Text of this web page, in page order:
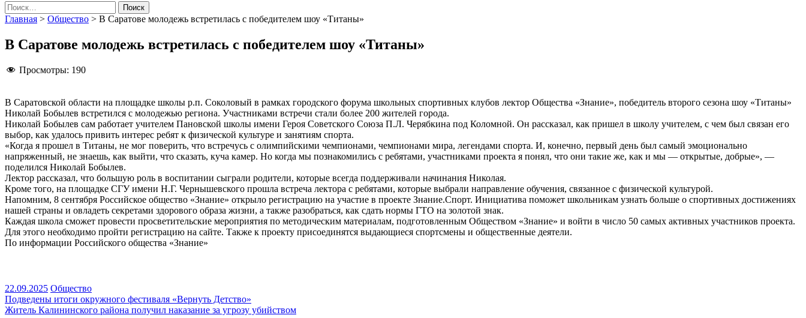
Найти:
Главная > Общество > В Саратове молодежь встретилась с победителем шоу «Титаны»
В Саратове молодежь встретилась с победителем шоу «Титаны»
Просмотры: 190
В Саратовской области на площадке школы р.п. Соколовый в рамках городского форума школьных спортивных клубов лектор Общества «Знание», победитель второго сезона шоу «Титаны»
Николай Бобылев встретился с молодежью региона. Участниками встречи стали более 200 жителей города.
Николай Бобылев сам работает учителем Пановской школы имени Героя Советского Союза П.Л. Черябкина под Коломной. Он рассказал, как пришел в школу учителем, с чем был связан его
выбор, как удалось привить интерес ребят к физической культуре и занятиям спорта.
«Когда я прошел в Титаны, не мог поверить, что встречусь с олимпийскими чемпионами, чемпионами мира, легендами спорта. И, конечно, первый день был самый эмоционально
напряженный, не знаешь, как выйти, что сказать, куча камер. Но когда мы познакомились с ребятами, участниками проекта я понял, что они такие же, как и мы — открытые, добрые», —
поделился Николай Бобылев.
Лектор рассказал, что большую роль в воспитании сыграли родители, которые всегда поддерживали начинания Николая.
Кроме того, на площадке СГУ имени Н.Г. Чернышевского прошла встреча лектора с ребятами, которые выбрали направление обучения, связанное с физической культурой.
Напомним, 8 сентября Российское общество «Знание» открыло регистрацию на участие в проекте Знание.Спорт. Инициатива поможет школьникам узнать больше о спортивных достижениях
нашей страны и овладеть секретами здорового образа жизни, а также разобраться, как сдать нормы ГТО на золотой знак.
Каждая школа сможет провести просветительские мероприятия по методическим материалам, подготовленным Обществом «Знание» и войти в число 50 самых активных участников проекта.
Для этого необходимо пройти регистрацию на сайте. Также к проекту присоединятся выдающиеся спортсмены и общественные деятели.
По информации Российского общества «Знание»
22.09.2025 Общество
Навигация
Подведены итоги окружного фестиваля «Вернуть Детство»
Житель Калининского района получил наказание за угрозу убийством